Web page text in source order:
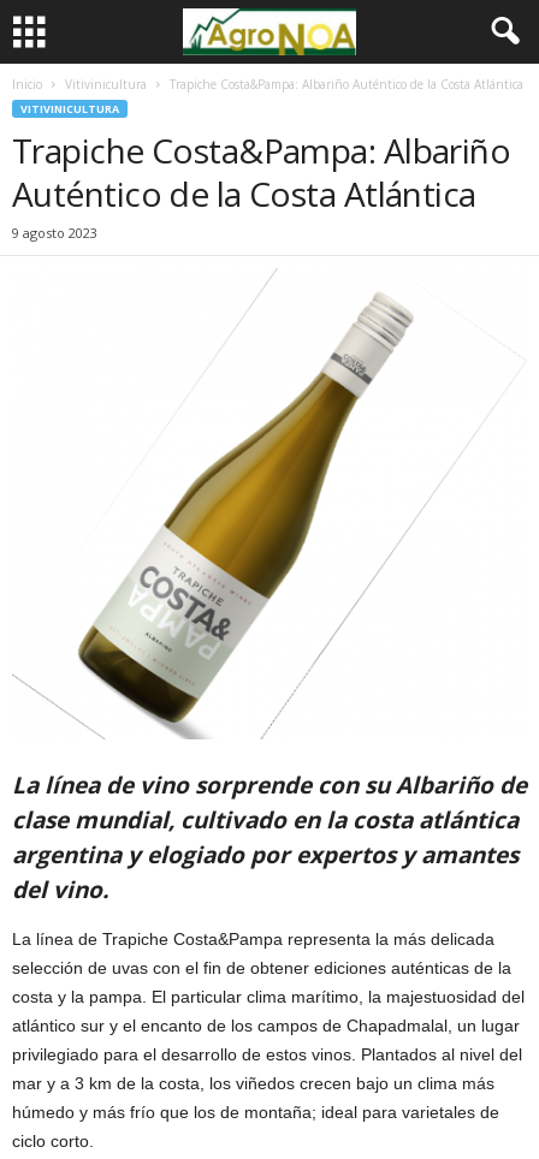
Inicio Vitivinicultura Trapiche Costa&Pampa: Albariño Auténtico de la Costa Atlántica
VITIVINICULTURA
Trapiche Costa&Pampa: Albariño
Auténtico de la Costa Atlántica
9 agosto 2023
La línea de vinosorprende con su Albariño de
clase mundial, cultivado en la costa atlántica
argentina y elogiado por expertos y amantes
del vino.
La línea de Trapiche Costa&Pampa representa la más delicada
selección de uvas con el fin de obtener ediciones auténticas de la
costa y la pampa. El particular clima marítimo, la majestuosidad del
atlántico sur y el encanto de los campos de Chapadmalal, un lugar
privilegiado para el desarrollo de estos vinos. Plantados al nivel del
mar y a 3 km de la costa, los viñedos crecen bajo un clima más
húmedo y más frío que los de montaña; ideal para varietales de
ciclo corto.